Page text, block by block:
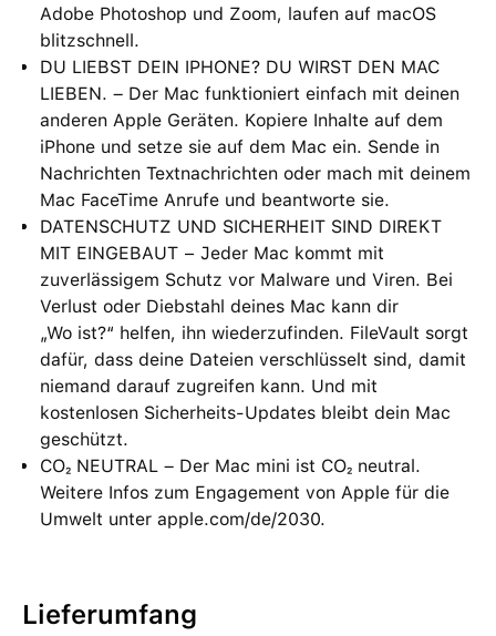
Adobe Photoshop und Zoom, laufen auf macOS
blitzschnell.
DU LIEBST DEIN IPHONE? DU WIRST DEN MAC
LIEBEN. – Der Mac funktioniert einfach mit deinen
anderen Apple Geräten. Kopiere Inhalte auf dem
iPhone und setze sie auf dem Mac ein. Sende in
Nachrichten Textnachrichten oder mach mit deinem
Mac FaceTime Anrufe und beantworte sie.
DATENSCHUTZ UND SICHERHEIT SIND DIREKT
MIT EINGEBAUT − Jeder Mac kommt mit
zuverlässigem Schutz vor Malware und Viren. Bei
Verlust oder Diebstahl deines Mac kann dir
„Wo ist?“ helfen, ihn wiederzufinden. FileVault sorgt
dafür, dass deine Dateien verschlüsselt sind, damit
niemand darauf zugreifen kann. Und mit
kostenlosen Sicherheits-Updates bleibt dein Mac
geschützt.
CO₂ NEUTRAL – Der Mac mini ist CO₂ neutral.
Weitere Infos zum Engagement von Apple für die
Umwelt unter apple.com/de/2030.
Lieferumfang